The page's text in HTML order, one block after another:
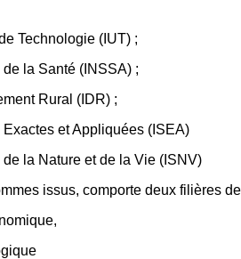
Technologie (IUT) ;
la Santé (INSSA) ;
Rural (IDR) ;
et Appliquées (ISEA)
la Nature et de la Vie (ISNV)
issus, comporte deux filières